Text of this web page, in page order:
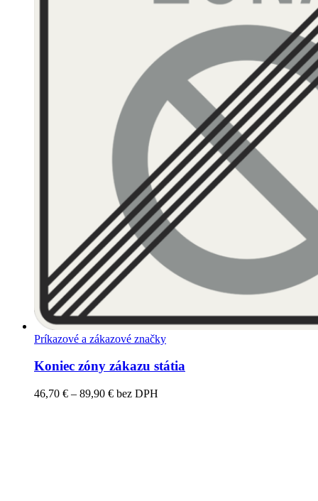
Príkazové a zákazové značky
Koniec zóny zákazu státia
46,70 € – 89,90 €Price
bez DPH